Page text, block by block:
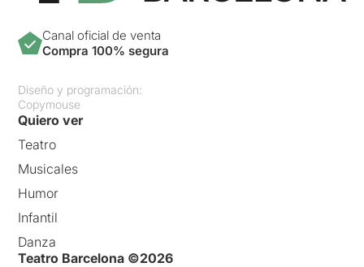
Canal oficial de venta
Compra 100% segura
Diseño y programación:
Copymouse
Quiero ver
Teatro
Musicales
Humor
Infantil
Danza
Teatro Barcelona ©2026